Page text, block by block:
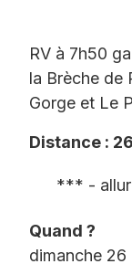
RV à 7h50
la Brèche de
Gorge et Le
Distance :
*** -
Quand ?
dimanche